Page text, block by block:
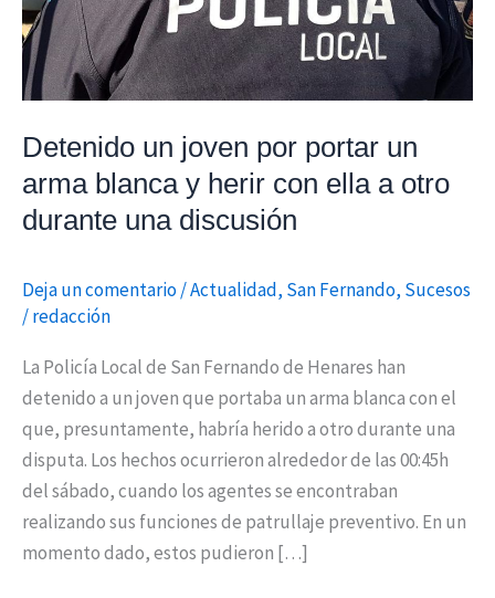
Detenido un joven por portar un
arma blanca y herir con ella a otro
durante una discusión
Deja un comentario/Actualidad, San Fernando, Sucesos
/redacción
La Policía Local de San Fernando de Henares han
detenido a un joven que portaba un arma blanca con el
que, presuntamente, habría herido a otro durante una
disputa. Los hechos ocurrieron alrededor de las 00:45h
del sábado, cuando los agentes se encontraban
realizando sus funciones de patrullaje preventivo. En un
momento dado, estos pudieron […]
y
herir
con
otro
durante